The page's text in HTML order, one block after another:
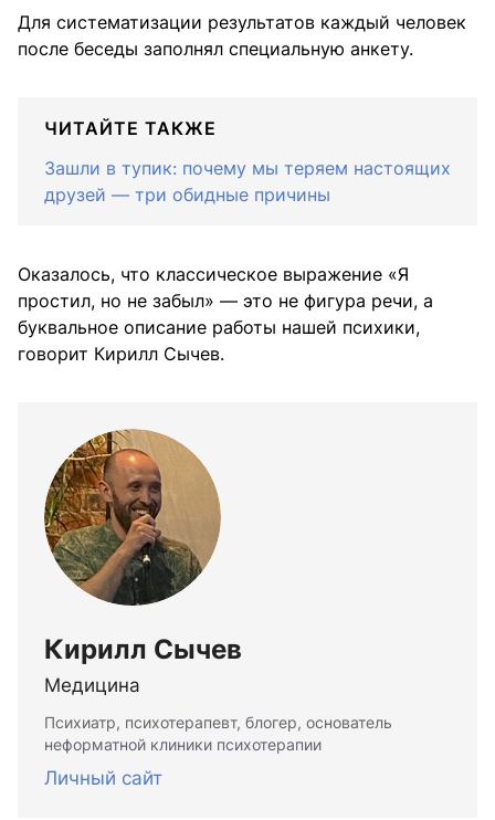
Для систематизации результатов каждый человек
после беседы заполнял специальную анкету.
ЧИТАЙТЕ ТАКЖЕ
Зашли в тупик: почему мы теряем настоящих
друзей — три обидные причины
Оказалось, что классическое выражение «Я
простил, но не забыл» — это не фигура речи, а
буквальное описание работы нашей психики,
говорит Кирилл Сычев.
Кирилл Сычев
Медицина
Психиатр, психотерапевт, блогер, основатель
неформатной клиники психотерапии
Личный сайт